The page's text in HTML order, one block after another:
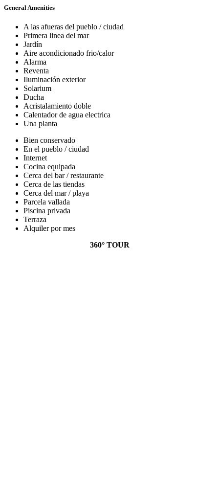
General Amenities
A las afueras del pueblo / ciudad
Primera linea del mar
Jardín
Aire acondicionado frio/calor
Alarma
Reventa
Iluminación exterior
Solarium
Ducha
Acristalamiento doble
Calentador de agua electrica
Una planta
Bien conservado
En el pueblo / ciudad
Internet
Cocina equipada
Cerca del bar / restaurante
Cerca de las tiendas
Cerca del mar / playa
Parcela vallada
Piscina privada
Terraza
Alquiler por mes
360° TOUR